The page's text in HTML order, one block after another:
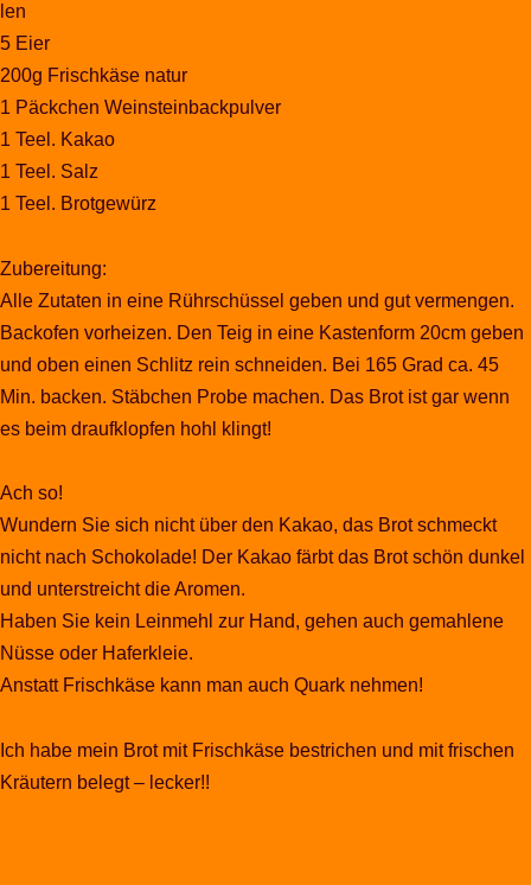
len
5 Eier
200g Frischkäse natur
1 Päckchen Weinsteinbackpulver
1 Teel. Kakao
1 Teel. Salz
1 Teel. Brotgewürz
Zubereitung:
Alle Zutaten in eine Rührschüssel geben und gut vermengen.
Backofen vorheizen. Den Teig in eine Kastenform 20cm geben
und oben einen Schlitz rein schneiden. Bei 165 Grad ca. 45
Min. backen. Stäbchen Probe machen. Das Brot ist gar wenn
es beim draufklopfen hohl klingt!
Ach so!
Wundern Sie sich nicht über den Kakao, das Brot schmeckt
nicht nach Schokolade! Der Kakao färbt das Brot schön dunkel
und unterstreicht die Aromen.
Haben Sie kein Leinmehl zur Hand, gehen auch gemahlene
Nüsse oder Haferkleie.
Anstatt Frischkäse kann man auch Quark nehmen!
Ich habe mein Brot mit Frischkäse bestrichen und mit frischen
Kräutern belegt – lecker!!